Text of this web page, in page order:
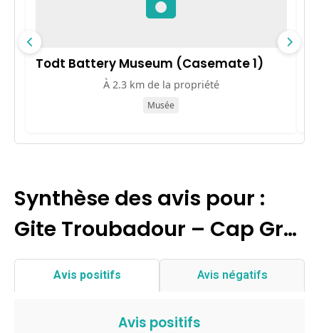
Todt Battery Museum (Casemate 1)
À 2.3 km de la propriété
Musée
Synthèse des avis pour :
Gite Troubadour – Cap Gr…
Avis positifs Avis négatifs
Avis positifs